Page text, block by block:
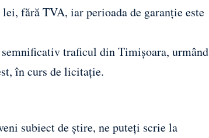
fără TVA, iar perioada de garanție este
traficul din Timișoara, urmând
în curs de licitație.
subiect de știre, ne puteți scrie la